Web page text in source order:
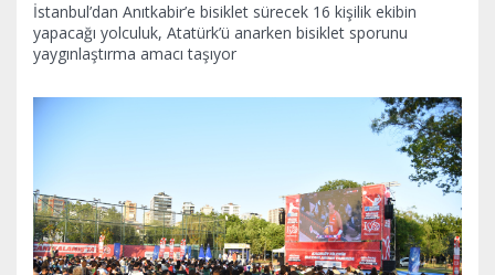
İstanbul’dan Anıtkabir’e bisiklet sürecek 16 kişilik ekibin
yapacağı yolculuk, Atatürk’ü anarken bisiklet sporunu
yaygınlaştırma amacı taşıyor